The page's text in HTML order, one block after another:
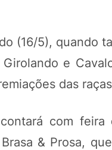
(16/5), quando
e
das
com feira
& Prosa,